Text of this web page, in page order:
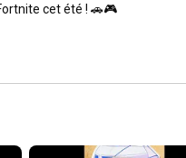
cet été ! 🚗🎮
de conduire tout en
avec le code de l'île : 6771-